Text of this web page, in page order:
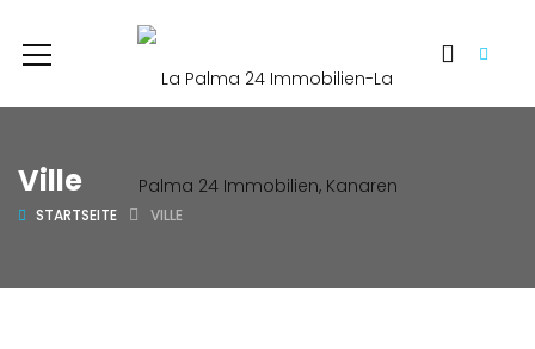
Ville
STARTSEITE VILLE